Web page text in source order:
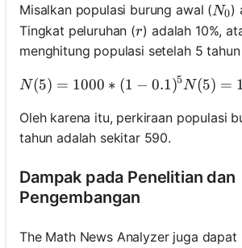
Misalkan populasi burung awal (N_0
N0)
Tingkat peluruhan (r
r) adalah 10%,
menghitung populasi setelah 5
N(5) = 1000 ∗ (1 − 0.1)5N(5) =
Oleh karena itu, perkiraan populasi
tahun adalah sekitar 590.
Dampak pada Penelitian dan
Pengembangan
The Math News Analyzer juga dapat